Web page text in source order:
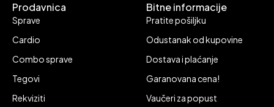
Prodavnica
Sprave
Cardio
Combo sprave
Tegovi
Rekviziti
Bitne informacije
Pratite pošiljku
Odustanak od kupovine
Dostava i plaćanje
Garanovana cena!
Vaučeri za popust